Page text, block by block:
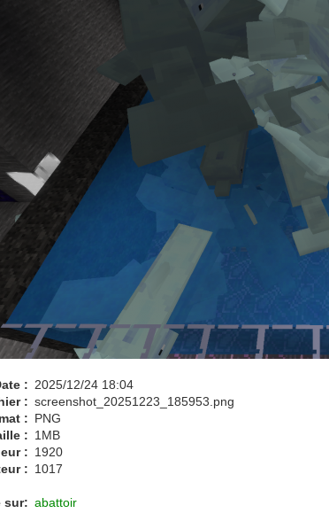
: 2025/12/24 18:04
: screenshot_20251223_185953.png
: PNG
: 1MB
: 1920
: 1017
sur: abattoir